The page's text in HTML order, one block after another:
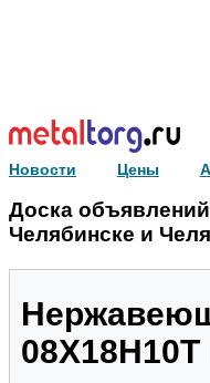
Новости Цены
Доска
Челябинске и
08Х18Н10Т